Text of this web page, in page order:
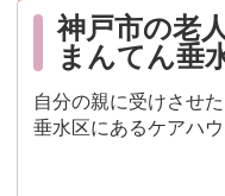
神戸市の老
まんてん垂
自分の親に受けさせ
垂水区にあるケアハ